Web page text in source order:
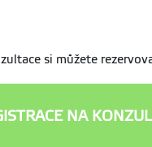
si můžete
NA